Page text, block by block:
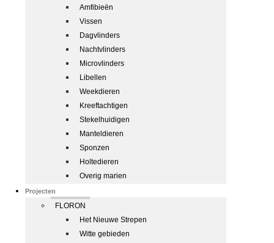
Amfibieën
Vissen
Dagvlinders
Nachtvlinders
Microvlinders
Libellen
Weekdieren
Kreeftachtigen
Stekelhuidigen
Manteldieren
Sponzen
Holtedieren
Overig marien
Projecten
FLORON
Het Nieuwe Strepen
Witte gebieden